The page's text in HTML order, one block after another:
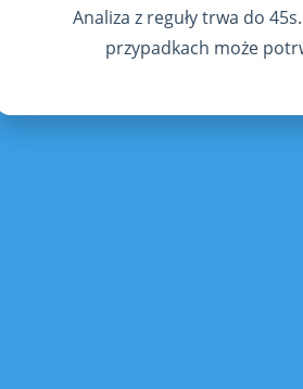
Analiza z reguły trwa do
przypadkach może